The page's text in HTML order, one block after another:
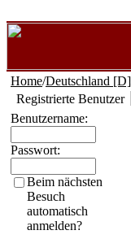
Home/Deutschland [D]
Registrierte Benutzer
Benutzername:
Passwort:
Beim nächsten
Besuch
automatisch
anmelden?